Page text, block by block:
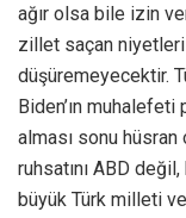
ağır olsa bile izin
zillet saçan niyetleri
düşüremeyecektir.
Biden’ın muhalefeti
alması sonu hüsran
ruhsatını ABD
büyük Türk milleti